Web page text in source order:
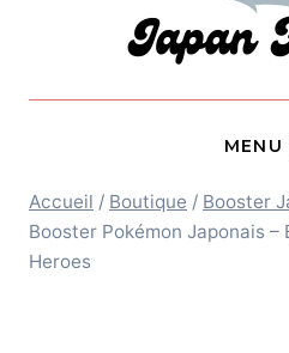
MENU
Accueil / Boutique / Booster
Booster Pokémon Japonais –
Heroes